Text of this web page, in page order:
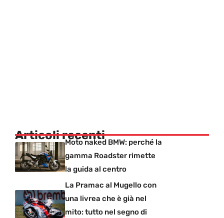
Articoli recentiMoto naked BMW: perché la
gamma Roadster rimette
la guida al centro
La Pramac al Mugello con
una livrea che è già nel
mito: tutto nel segno di